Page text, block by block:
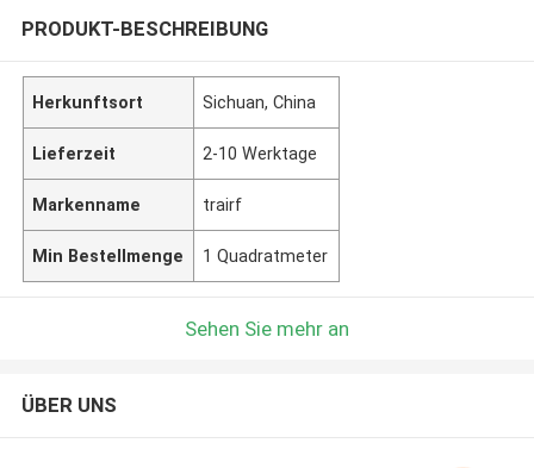
PRODUKT-BESCHREIBUNG
Herkunftsort Sichuan, China
Lieferzeit 2-10 Werktage
Markenname trairf
Min Bestellmenge 1 Quadratmeter
Sehen Sie mehr an
ÜBER UNS